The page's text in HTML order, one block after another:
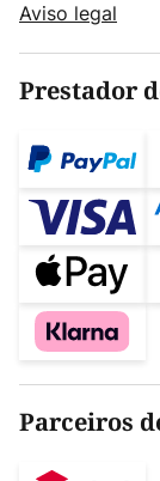
Aviso legal
Prestador
Parceiros